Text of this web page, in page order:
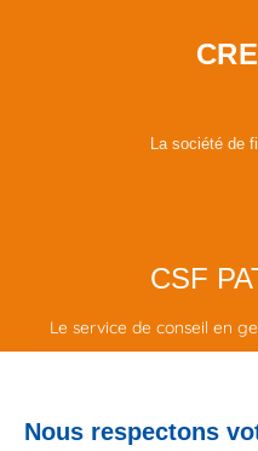
La société de
CSF
Le service de conseil en
Nous respectons